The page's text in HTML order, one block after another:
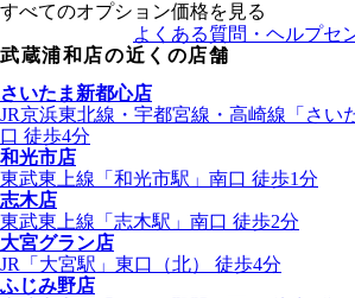
すべてのオプション価格を見る
よくある質問・ヘルプセ
武蔵浦和店の近くの店舗
さいたま新都心店
JR京浜東北線・宇都宮線・高崎線 「 さい
口 徒歩4分
和光市店
東武東上線 「 和光市駅 」 南口 徒歩1分
志木店
東武東上線 「 志木駅 」 南口 徒歩2分
大宮グラン店
JR
「 大宮駅 」 東口（北）
徒歩4分
ふじみ野店